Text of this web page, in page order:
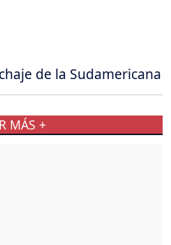
de la Sudamericana
MÁS +